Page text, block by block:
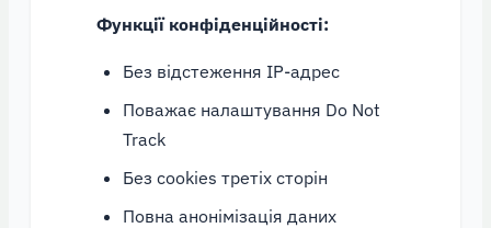
Функції конфіденційності:
Без відстеження IP-адрес
Поважає налаштування Do Not
Track
Без cookies третіх сторін
Повна анонімізація даних